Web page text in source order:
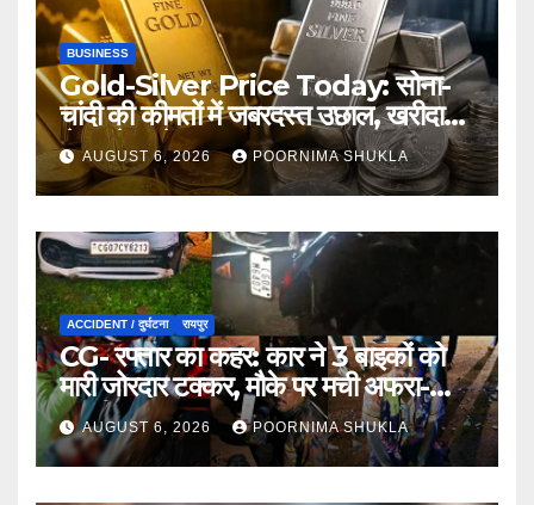
BUSINESS
Gold-Silver Price Today: सोना-
चांदी की कीमतों में जबरदस्त उछाल, खरीदारी
से पहले जानें आज का ताजा भाव…
AUGUST 6, 2026 POORNIMA SHUKLA
ACCIDENT / दुर्घटना रायपुर
CG- रफ्तार का कहर: कार ने 3 बाइकों को
मारी जोरदार टक्कर, मौके पर मची अफरा-
तफरी…
AUGUST 6, 2026 POORNIMA SHUKLA